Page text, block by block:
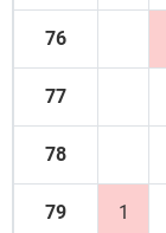
76
77
78
79 1